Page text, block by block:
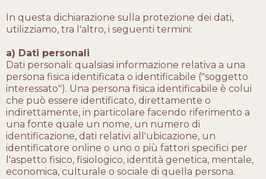
In questa dichiarazione sulla protezione dei dati,
utilizziamo, tra l'altro, i seguenti termini:
a) Dati personali
Dati personali: qualsiasi informazione relativa a una
persona fisica identificata o identificabile ("soggetto
interessato"). Una persona fisica identificabile è colui
che può essere identificato, direttamente o
indirettamente, in particolare facendo riferimento a
una fonte quale un nome, un numero di
identificazione, dati relativi all'ubicazione, un
identificatore online o uno o più fattori specifici per
l'aspetto fisico, fisiologico, identità genetica, mentale,
economica, culturale o sociale di quella persona.